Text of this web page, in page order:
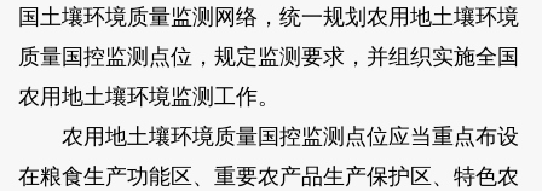
国土壤环境质量监测网络，统一规划农用地土壤环境
质量国控监测点位，规定监测要求，并组织实施全国
农用地土壤环境监测工作。
农用地土壤环境质量国控监测点位应当重点布设
在粮食生产功能区、重要农产品生产保护区、特色农